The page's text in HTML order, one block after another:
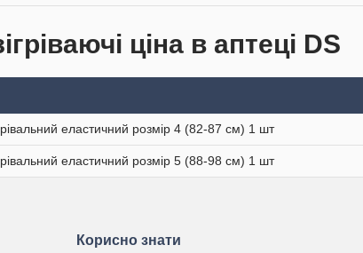
ціна в аптеці DS
еластичний розмір 4 (82-87 см) 1 шт
еластичний розмір 5 (88-98 см) 1 шт
Корисно знати